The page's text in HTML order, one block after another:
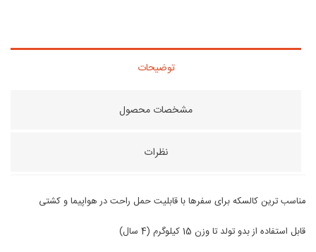
توضیحات
مشخصات محصول
نظرات
مناسب ترین کالسکه برای سفرها با قابلیت حمل راحت در هواپیما و کشتی
قابل استفاده از بدو تولد تا وزن 15 کیلوگرم (4 سال)